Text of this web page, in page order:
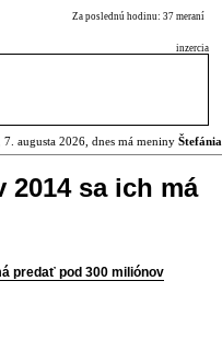
Za poslednú hodinu: 37 meraní
inzercia
7. augusta 2026, dnes má meniny Štefánia
2014 sa ich má
predať pod 300 miliónov